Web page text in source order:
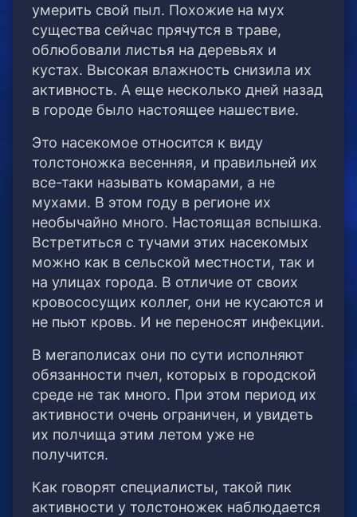
умерить свой пыл. Похожие на мух
существа сейчас прячутся в траве,
облюбовали листья на деревьях и
кустах. Высокая влажность снизила их
активность. А еще несколько дней назад
в городе было настоящее нашествие.
Это насекомое относится к виду
толстоножка весенняя, и правильней их
все-таки называть комарами, а не
мухами. В этом году в регионе их
необычайно много. Настоящая вспышка.
Встретиться с тучами этих насекомых
можно как в сельской местности, так и
на улицах города. В отличие от своих
кровососущих коллег, они не кусаются и
не пьют кровь. И не переносят инфекции.
В мегаполисах они по сути исполняют
обязанности пчел, которых в городской
среде не так много. При этом период их
активности очень ограничен, и увидеть
их полчища этим летом уже не
получится.
Как говорят специалисты, такой пик
активности у толстоножек наблюдается